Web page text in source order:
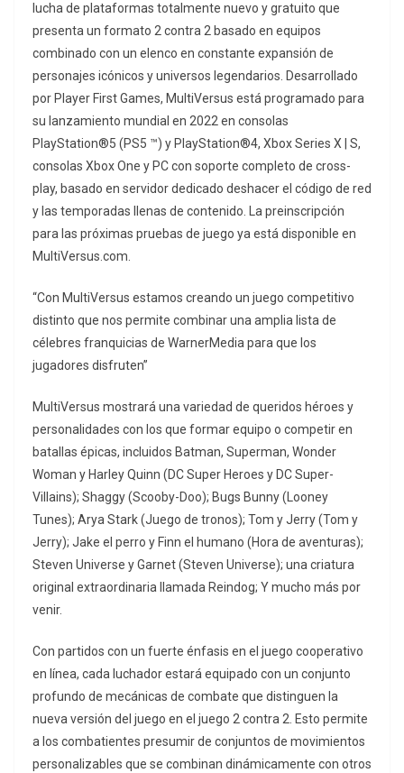
lucha de plataformas totalmente nuevo y gratuito que
presenta un formato 2 contra 2 basado en equipos
combinado con un elenco en constante expansión de
personajes icónicos y universos legendarios. Desarrollado
por Player First Games, MultiVersus está programado para
su lanzamiento mundial en 2022 en consolas
PlayStation®5 (PS5 ™) y PlayStation®4, Xbox Series X | S,
consolas Xbox One y PC con soporte completo de cross-
play, basado en servidor dedicado deshacer el código de red
y las temporadas llenas de contenido. La preinscripción
para las próximas pruebas de juego ya está disponible en
MultiVersus.com.
“Con MultiVersus estamos creando un juego competitivo
distinto que nos permite combinar una amplia lista de
célebres franquicias de WarnerMedia para que los
jugadores disfruten”
MultiVersus mostrará una variedad de queridos héroes y
personalidades con los que formar equipo o competir en
batallas épicas, incluidos Batman, Superman, Wonder
Woman y Harley Quinn (DC Super Heroes y DC Super-
Villains); Shaggy (Scooby-Doo); Bugs Bunny (Looney
Tunes); Arya Stark (Juego de tronos); Tom y Jerry (Tom y
Jerry); Jake el perro y Finn el humano (Hora de aventuras);
Steven Universe y Garnet (Steven Universe); una criatura
original extraordinaria llamada Reindog; Y mucho más por
venir.
Con partidos con un fuerte énfasis en el juego cooperativo
en línea, cada luchador estará equipado con un conjunto
profundo de mecánicas de combate que distinguen la
nueva versión del juego en el juego 2 contra 2. Esto permite
a los combatientes presumir de conjuntos de movimientos
personalizables que se combinan dinámicamente con otros